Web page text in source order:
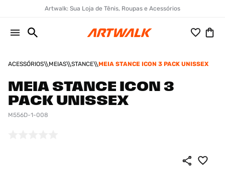
Artwalk: Sua Loja de Tênis, Roupas e Acessórios
ACESSÓRIOS MEIAS STANCE MEIA STANCE ICON 3 PACK UNISSEX
MEIA STANCE ICON 3
PACK UNISSEX
M556D-1-008